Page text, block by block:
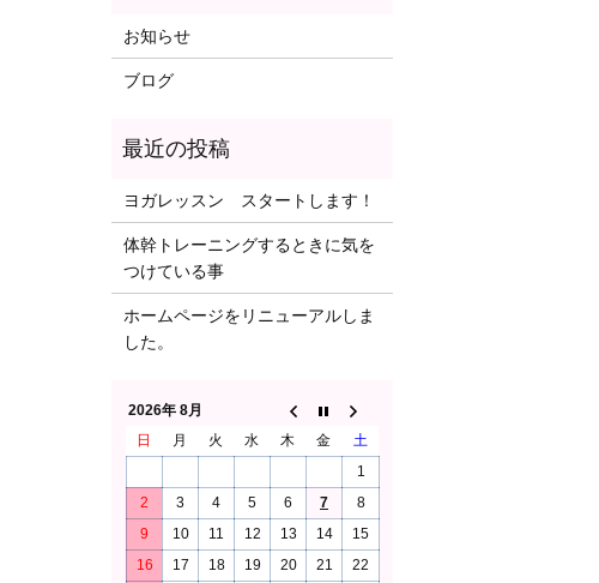
お知らせ
ブログ
ヨガレッスン スタートします！
体幹トレーニングするときに気を
つけている事
ホームページをリニューアルしま
した。
2026年 8月
日
月 火 水 木 金
土
1
2
3 4 5 6 7
8
9
10 11 12 13 14
15
16
17 18 19 20 21 22